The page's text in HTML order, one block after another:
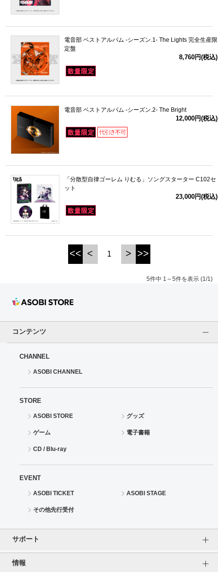
ラブライブ！サンシャイン‼
ラブライブ！スーパースター!!
アイドリッシュセブン
モフモフパレード
電音部 ベストアルバム -シーズン.1- The Lights 完全生産限
定盤
8,760円(税込)
電音部 ベストアルバム -シーズン.2- The Bright
12,000円(税込)
「分散型自律ゴーレム りむる」ソングスターター C102セ
ット
23,000円(税込)
<< < 1 > >>
5件中 1～5件を表示 (1/1)
コンテンツ
CHANNEL
ASOBI CHANNEL
STORE
ASOBI STORE グッズ
ゲーム 電子書籍
CD / Blu-ray
EVENT
ASOBI TICKET ASOBI STAGE
その他先行受付
サポート
情報